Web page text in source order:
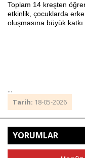
Toplam 14 kreşten
etkinlik, çocuklarda
oluşmasına büyük katkı
...
Tarih: 18-05-2026
YORUMLAR